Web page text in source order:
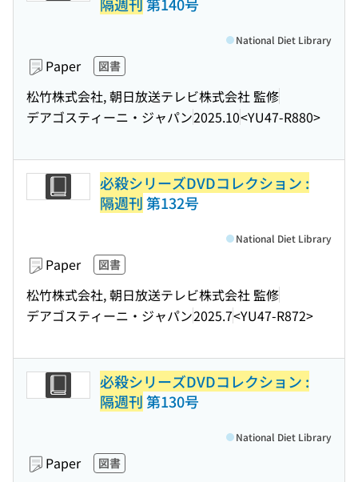
Paper 図書
松竹株式会社, 朝日放送テレビ株式会社 監修
デアゴスティーニ・ジャパン2025.10<YU47-R880>
National Diet Library
必殺シリーズDVDコレクション :
隔週刊第132号
Paper 図書
松竹株式会社, 朝日放送テレビ株式会社 監修
デアゴスティーニ・ジャパン2025.7<YU47-R872>
National Diet Library
必殺シリーズDVDコレクション :
隔週刊第130号
Paper 図書
National Diet Library